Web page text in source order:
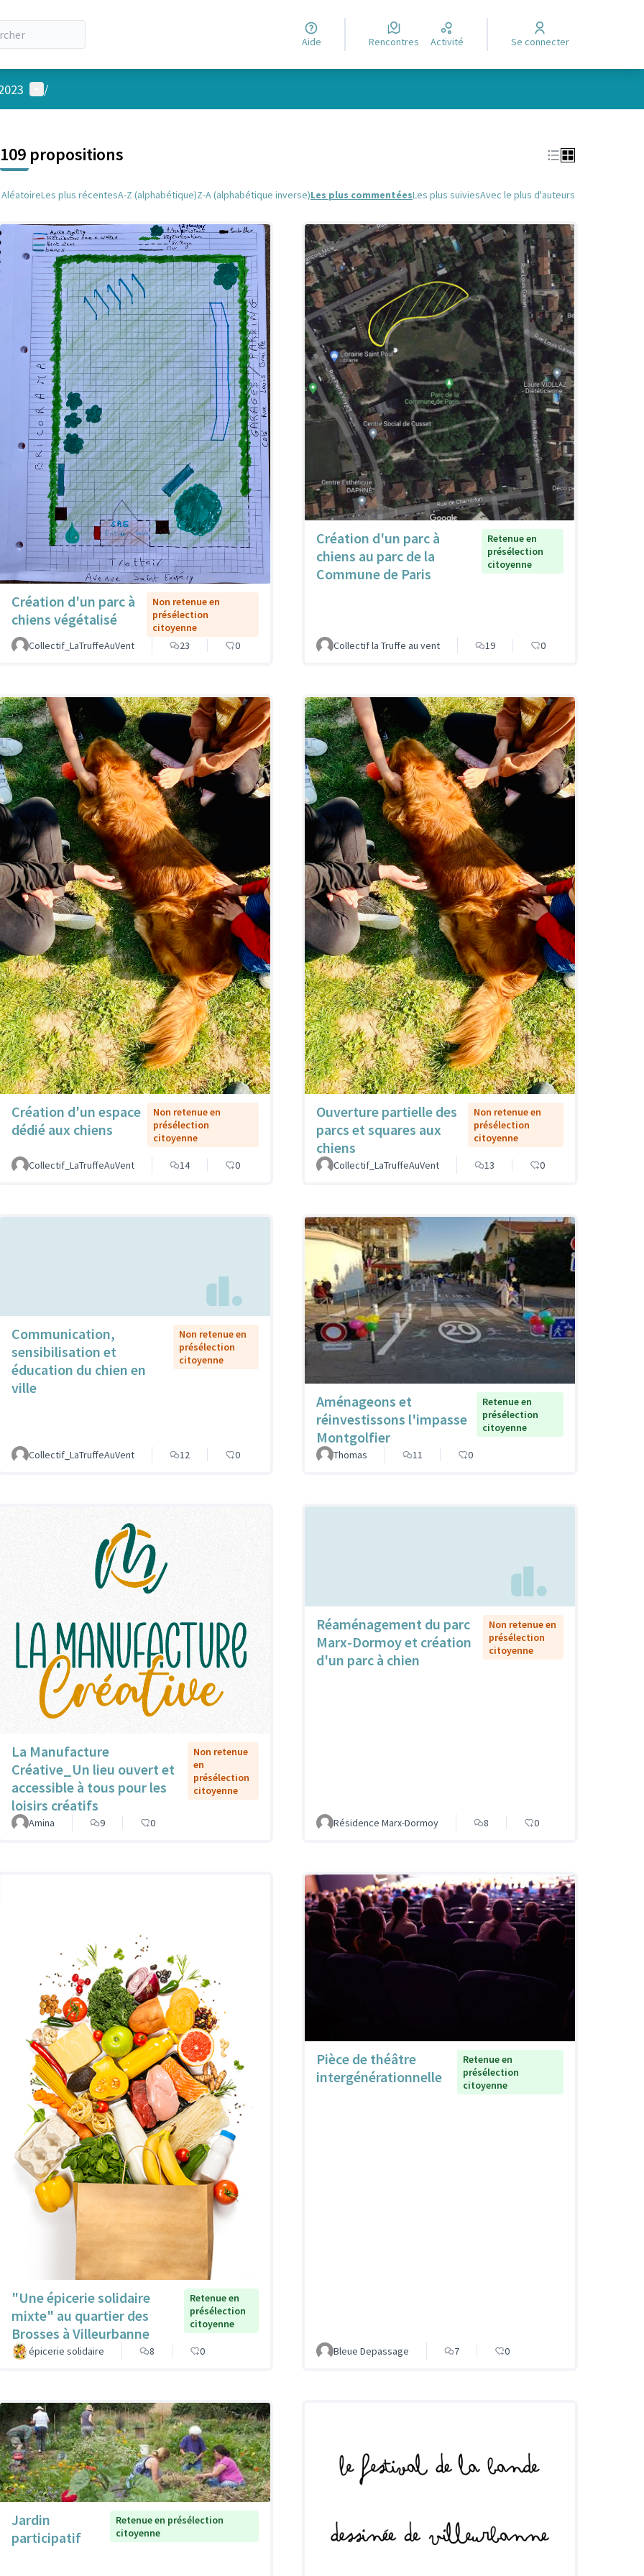
Aide Rencontres Activité Se connecter
Menu utilisateur
/
109 propositions
AléatoireLes plus récentesA-Z (alphabétique)Z-A (alphabétique inverse)Les plus commentéesLes plus suiviesAvec le plus d'auteurs
Création d'un parc à
chiens végétalisé
Non retenue en
présélection
citoyenne
Collectif_LaTruffeAuVent
23 0
Création d'un parc à
chiens au parc de la
Commune de Paris
Retenue en
présélection
citoyenne
Collectif la Truffe au vent 19 0
Création d'un espace
dédié aux chiens
Non retenue en
présélection
citoyenne
Collectif_LaTruffeAuVent 14 0
Ouverture partielle des
parcs et squares aux
chiens
Non retenue en
présélection
citoyenne
Collectif_LaTruffeAuVent 13 0
Communication,
sensibilisation et
éducation du chien en
ville
Non retenue en
présélection
citoyenne
Collectif_LaTruffeAuVent 12 0
Aménageons et
réinvestissons l'impasse
Montgolfier
Retenue en
présélection
citoyenne
Thomas 11 0
La Manufacture
Créative_Un lieu ouvert et
accessible à tous pour les
loisirs créatifs
Non retenue
en
présélection
citoyenne
Amina 9 0
Réaménagement du parc
Marx-Dormoy et création
d'un parc à chien
Non retenue en
présélection
citoyenne
Résidence Marx-Dormoy 8 0
"Une épicerie solidaire
mixte" au quartier des
Brosses à Villeurbanne
Retenue en
présélection
citoyenne
épicerie solidaire 8 0
Pièce de théâtre
intergénérationnelle
Retenue en
présélection
citoyenne
Bleue Depassage 7 0
Jardin
participatif
Retenue en présélection
citoyenne